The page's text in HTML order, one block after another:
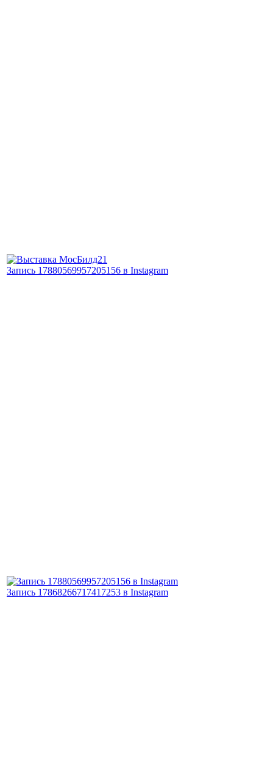
Запись 17880569957205156 в Instagram
Запись 17868266717417253 в Instagram